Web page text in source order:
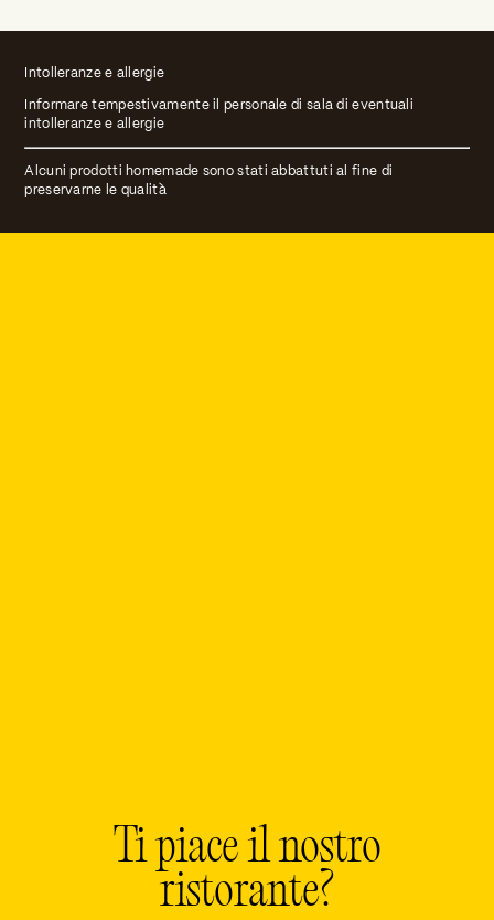
Intolleranze e allergie
Informare tempestivamente il personale di sala di eventuali
intolleranze e allergie
Alcuni prodotti homemade sono stati abbattuti al fine di
preservarne le qualità
Ti piace il nostro
ristorante?